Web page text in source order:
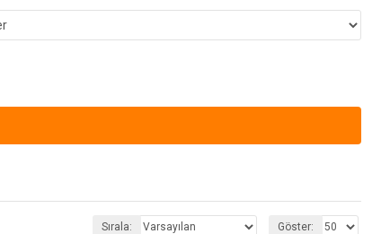
Sırala: Göster: